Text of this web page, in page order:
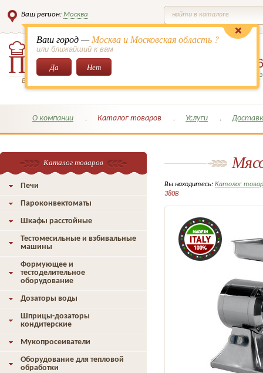
Ваш регион: Москва
Ваш город —Москва и Московская область ?
или ближайший к вам
Да Нет
найти в каталоге
Всё для кондитеров и поваров!
649-
Заказать обратный
О компании Каталог товаров Услуги
Вы находитесь: Католог
380В
Каталог товаров
Печи
Пароконвектоматы
Шкафы расстойные
Тестомесильные и взбивальные
машины
Формующее и
тестоделительное
оборудование
Дозаторы воды
Шприцы-дозаторы
кондитерские
Мукопросеиватели
Оборудование для тепловой
обработки